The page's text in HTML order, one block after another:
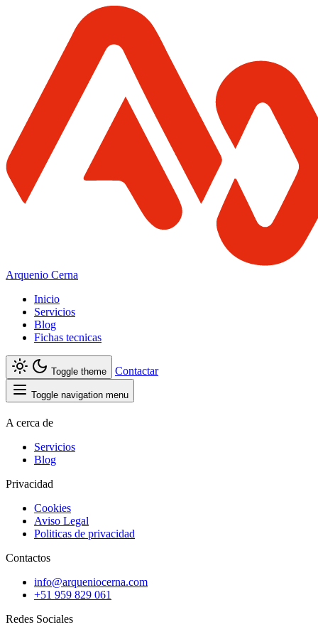
Arquenio Cerna
Inicio
Servicios
Blog
Fichas tecnicas
Toggle theme Contactar
Toggle navigation menu
A cerca de
Servicios
Blog
Privacidad
Cookies
Aviso Legal
Politicas de privacidad
Contactos
info@arqueniocerna.com
+51 959 829 061
Redes Sociales